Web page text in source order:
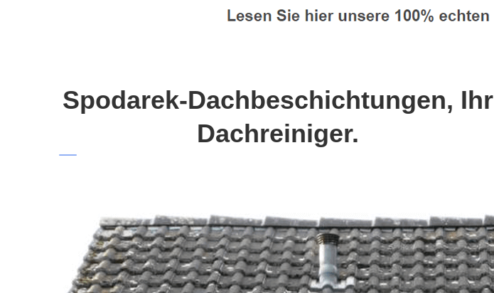
Spodarek-Dachbeschichtungen, Ihr
Dachreiniger.